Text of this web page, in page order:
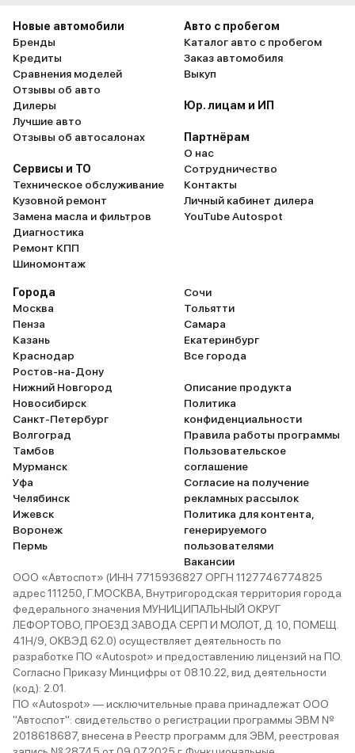
Новые автомобили
Бренды
Кредиты
Сравнения моделей
Отзывы об авто
Дилеры
Лучшие авто
Отзывы об автосалонах
Сервисы и ТО
Техническое обслуживание
Кузовной ремонт
Замена масла и фильтров
Диагностика
Ремонт КПП
Шиномонтаж
Авто с пробегом
Каталог авто с пробегом
Заказ автомобиля
Выкуп
Юр. лицам и ИП
Партнёрам
О нас
Сотрудничество
Контакты
Личный кабинет дилера
YouTube Autospot
Города
Москва
Пенза
Казань
Краснодар
Ростов-на-Дону
Нижний Новгород
Новосибирск
Санкт-Петербург
Волгоград
Тамбов
Мурманск
Уфа
Челябинск
Ижевск
Воронеж
Пермь
Сочи
Тольятти
Самара
Екатеринбург
Все города
Описание продукта
Политика
конфиденциальности
Правила работы программы
Пользовательское
соглашение
Согласие на получение
рекламных рассылок
Политика для контента,
генерируемого
пользователями
Вакансии
ООО «Автоспот» (ИНН 7715936827 ОРГН 1127746774825
адрес 111250, Г.МОСКВА, Внутригородская территория города
федерального значения МУНИЦИПАЛЬНЫЙ ОКРУГ
ЛЕФОРТОВО, ПРОЕЗД ЗАВОДА СЕРП И МОЛОТ, Д. 10, ПОМЕЩ.
41Н/9, ОКВЭД 62.0) осуществляет деятельность по
разработке ПО «Autospot» и предоставлению лицензий на ПО.
Согласно Приказу Минцифры от 08.10.22, вид деятельности
(код): 2.01.
ПО «Autospot» — исключительные права принадлежат ООО
"Автоспот": свидетельство о регистрации программы ЭВМ №
2018618687, внесена в Реестр программ для ЭВМ, реестровая